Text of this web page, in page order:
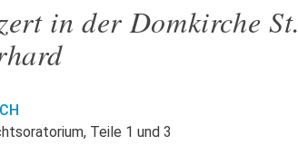
in der Domkirche St.
Teile 1 und 3